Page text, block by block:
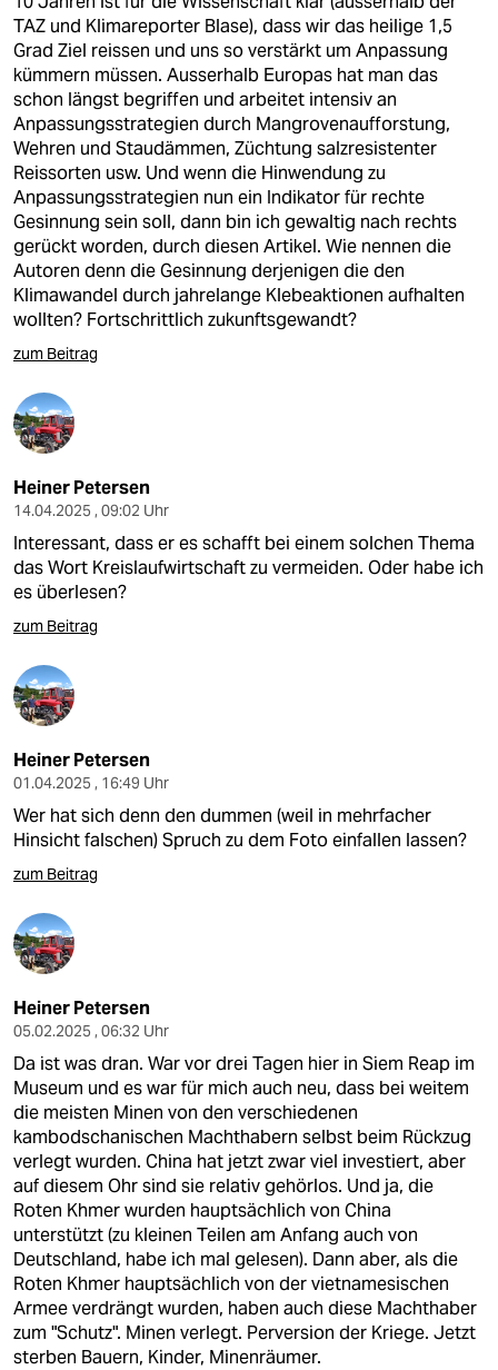
TAZ und Klimareporter Blase), dass wir das heilige 1,5
Grad Ziel reissen und uns so verstärkt um Anpassung
kümmern müssen. Ausserhalb Europas hat man das
schon längst begriffen und arbeitet intensiv an
Anpassungsstrategien durch Mangrovenaufforstung,
Wehren und Staudämmen, Züchtung salzresistenter
Reissorten usw. Und wenn die Hinwendung zu
Anpassungsstrategien nun ein Indikator für rechte
Gesinnung sein soll, dann bin ich gewaltig nach rechts
gerückt worden, durch diesen Artikel. Wie nennen die
Autoren denn die Gesinnung derjenigen die den
Klimawandel durch jahrelange Klebeaktionen aufhalten
wollten? Fortschrittlich zukunftsgewandt?
zum Beitrag
Heiner Petersen
14.04.2025 , 09:02 Uhr
Interessant, dass er es schafft bei einem solchen Thema
das Wort Kreislaufwirtschaft zu vermeiden. Oder habe ich
es überlesen?
zum Beitrag
Heiner Petersen
01.04.2025 , 16:49 Uhr
Wer hat sich denn den dummen (weil in mehrfacher
Hinsicht falschen) Spruch zu dem Foto einfallen lassen?
zum Beitrag
Heiner Petersen
05.02.2025 , 06:32 Uhr
Da ist was dran. War vor drei Tagen hier in Siem Reap im
Museum und es war für mich auch neu, dass bei weitem
die meisten Minen von den verschiedenen
kambodschanischen Machthabern selbst beim Rückzug
verlegt wurden. China hat jetzt zwar viel investiert, aber
auf diesem Ohr sind sie relativ gehörlos. Und ja, die
Roten Khmer wurden hauptsächlich von China
unterstützt (zu kleinen Teilen am Anfang auch von
Deutschland, habe ich mal gelesen). Dann aber, als die
Roten Khmer hauptsächlich von der vietnamesischen
Armee verdrängt wurden, haben auch diese Machthaber
zum "Schutz". Minen verlegt. Perversion der Kriege. Jetzt
sterben Bauern, Kinder, Minenräumer.